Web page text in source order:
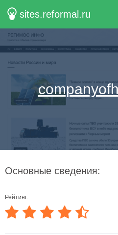
sites.reformal.ru
Основные сведения:
Рейтинг: